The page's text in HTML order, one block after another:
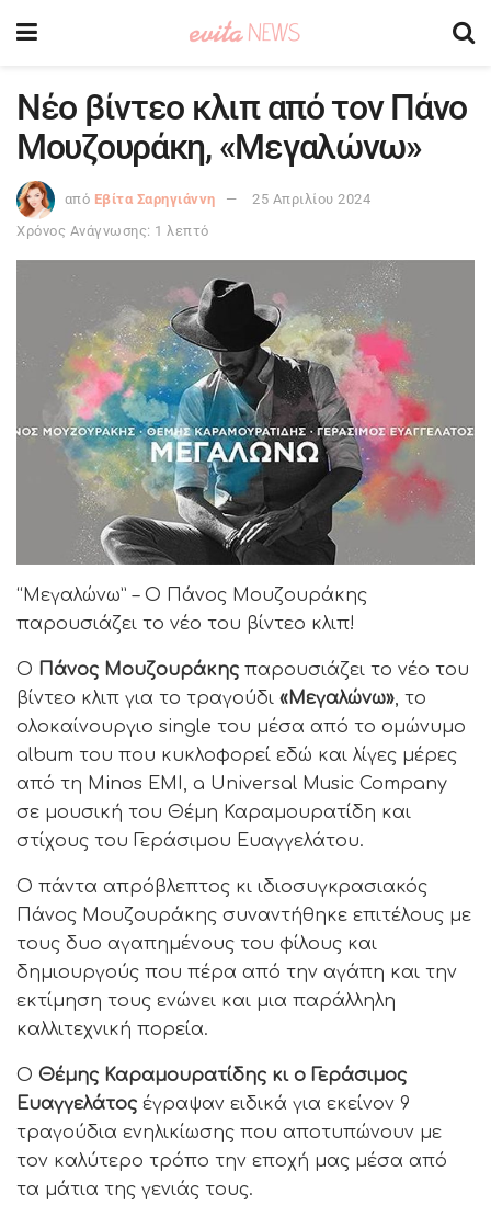
Νέο βίντεο κλιπ από τον Πάνο
Μουζουράκη, «Μεγαλώνω»
από Εβίτα Σαρηγιάννη
25 Απριλίου 2024
Χρόνος Ανάγνωσης: 1 λεπτό
“Μεγαλώνω” – Ο Πάνος Μουζουράκης
παρουσιάζει το νέο του βίντεο κλιπ!
Ο Πάνος Μουζουράκης παρουσιάζει το νέο του
βίντεο κλιπ για το τραγούδι «Μεγαλώνω», το
ολοκαίνουργιο single του μέσα από το ομώνυμο
album του που κυκλοφορεί εδώ και λίγες μέρες
από τη Minos EMI, a Universal Music Company
σε μουσική του Θέμη Καραμουρατίδη και
στίχους του Γεράσιμου Ευαγγελάτου.
Ο πάντα απρόβλεπτος κι ιδιοσυγκρασιακός
Πάνος Μουζουράκης συναντήθηκε επιτέλους με
τους δυο αγαπημένους του φίλους και
δημιουργούς που πέρα από την αγάπη και την
εκτίμηση τους ενώνει και μια παράλληλη
καλλιτεχνική πορεία.
Ο Θέμης Καραμουρατίδης κι ο Γεράσιμος
Ευαγγελάτος έγραψαν ειδικά για εκείνον 9
τραγούδια ενηλικίωσης που αποτυπώνουν με
τον καλύτερο τρόπο την εποχή μας μέσα από
τα μάτια της γενιάς τους.